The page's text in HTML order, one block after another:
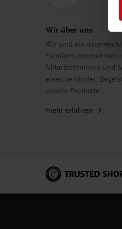
Wir über uns
Wir sind ein
Familienunternehmen
Mitarbeiterinnen und
eines verbindet:
unsere Produkte.
mehr erfahren